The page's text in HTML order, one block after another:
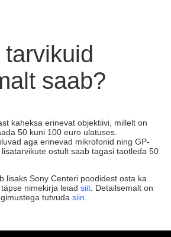
saab?
kaheksa erinevat objektiivi, millelt on
50 kuni 100 euro ulatuses.
aga erinevad mikrofonid ning GP-
ostult saab tagasi taotleda 50
lisaks Sony Centeri poodidest osta ka
nimekirja leiad siit . Detailsemalt on
tutvuda siin